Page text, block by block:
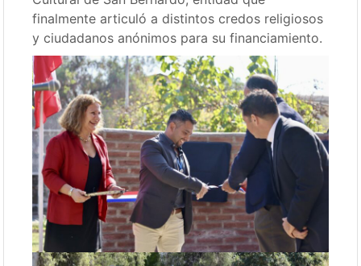
finalmente articuló a distintos credos religiosos
y ciudadanos anónimos para su financiamiento.